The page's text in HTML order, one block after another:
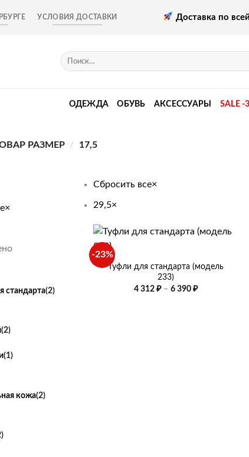
УСЛОВИЯ ДОСТАВКИ Доставка по
Искать:
ОДЕЖДА ОБУВЬ АКСЕССУАРЫ SALE -
РАЗМЕР / 17,5
×
стандарта(2)
(2)
(1)
кожа(2)
)
Сбросить все×
29,5×
-23%
+
Туфли для стандарта (модель
233)
4 312₽ – 6 390₽Диапазон